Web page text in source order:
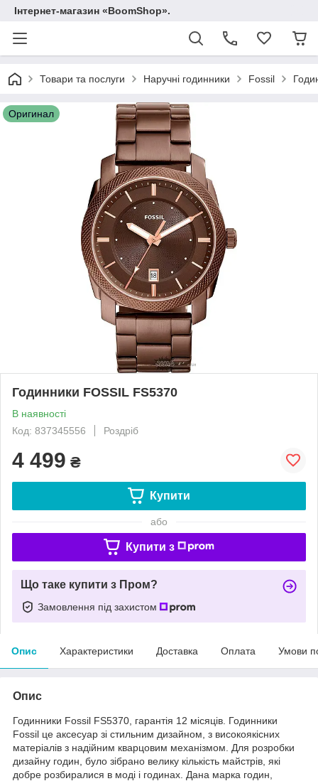
Інтернет-магазин «BoomShop».
Товари та послуги Наручні годинники Fossil
Оригинал
Годинники FOSSIL FS5370
В наявності
Код: 837345556
Роздріб
4 499 ₴
Купити
або
Купити з
Що таке купити з Пром?
Замовлення під захистом
Опис Характеристики Доставка Оплата Умови
Опис
Годинники Fossil FS5370, гарантія 12 місяців. Годинники
Fossil це аксесуар зі стильним дизайном, з високоякісних
матеріалів з надійним кварцовим механізмом. Для розробки
дизайну годин, було зібрано велику кількість майстрів, які
добре розбиралися в моді і годинах. Дана марка годин,